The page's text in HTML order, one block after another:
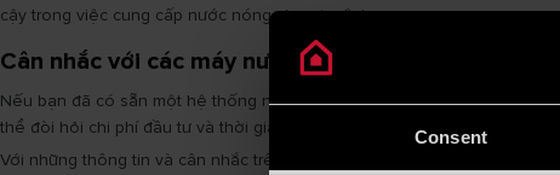
Consent
cậy trong việc cung cấp nước nóng cho gia đình.
Cân nhắc với các máy nước nóng khác
Nếu bạn đã có sẵn một hệ thống nước nóng sử dụng điện hoặc khí
thể đòi hỏi chi phí đầu tư và thời gian hoàn vốn lâu hơn so với việc duy
Với những thông tin và cân nhắc trên đây, hy vọng gia đình bạn sẽ đưa